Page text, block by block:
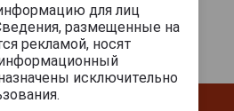
для лиц
размещенные на
рекламой, носят
исключительно